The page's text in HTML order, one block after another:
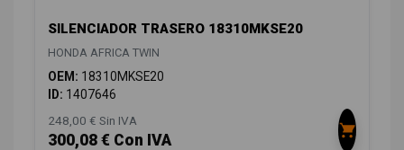
SILENCIADOR TRASERO 18310MKSE20
HONDA AFRICA TWIN
OEM: 18310MKSE20
ID: 1407646
248,00 € Sin IVA
300,08 € Con IVA